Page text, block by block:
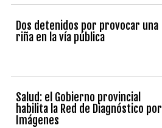
Dos detenidos por provocar una
riña en la vía pública
Salud: el Gobierno provincial
habilita la Red de Diagnóstico por
Imágenes